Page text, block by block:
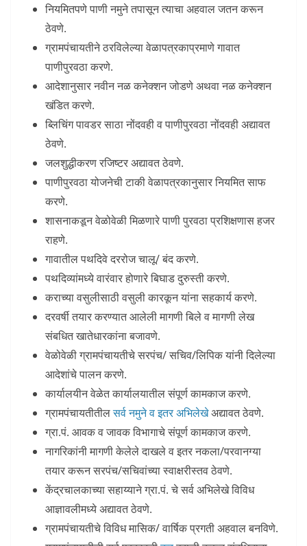
नियमितपणे पाणी नमुने तपासून त्याचा अहवाल जतन करून
ठेवणे.
ग्रामपंचायतीने ठरविलेल्या वेळापत्रकाप्रमाणे गावात
पाणीपुरवठा करणे.
आदेशानुसार नवीन नळ कनेक्शन जोडणे अथवा नळ कनेक्शन
खंडित करणे.
ब्लिचिंग पावडर साठा नोंदवही व पाणीपुरवठा नोंदवही अद्यावत
ठेवणे.
जलशुद्धीकरण रजिष्टर अद्यावत ठेवणे.
पाणीपुरवठा योजनेची टाकी वेळापत्रकानुसार नियमित साफ
करणे.
शासनाकडून वेळोवेळी मिळणारे पाणी पुरवठा प्रशिक्षणास हजर
राहणे.
गावातील पथदिवे दररोज चालू/ बंद करणे.
पथदिव्यांमध्ये वारंवार होणारे बिघाड दुरुस्ती करणे.
कराच्या वसुलीसाठी वसुली कारकून यांना सहकार्य करणे.
दरवर्षी तयार करण्यात आलेली मागणी बिले व मागणी लेख
संबधित खातेधारकांना बजावणे.
वेळोवेळी ग्रामपंचायतीचे सरपंच/ सचिव/लिपिक यांनी दिलेल्या
आदेशांचे पालन करणे.
कार्यालयीन वेळेत कार्यालयातील संपूर्ण कामकाज करणे.
ग्रामपंचायतीतीलसर्व नमुने व इतर अभिलेखेअद्यावत ठेवणे.
ग्रा.पं. आवक व जावक विभागाचे संपूर्ण कामकाज करणे.
नागरिकांनी मागणी केलेले दाखले व इतर नकला/परवानग्या
तयार करून सरपंच/सचिवांच्या स्वाक्षरीस्तव ठेवणे.
केंद्रचालकाच्या सहाय्याने ग्रा.पं. चे सर्व अभिलेखे विविध
आज्ञावलीमध्ये अद्यावत ठेवणे.
ग्रामपंचायतीचे विविध मासिक/ वार्षिक प्रगती अहवाल बनविणे.